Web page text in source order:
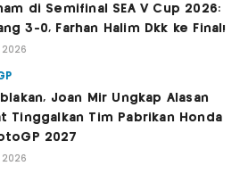
di Semifinal SEA V Cup 2026:
3-0, Farhan Halim Dkk ke Final!
2026
blakan, Joan Mir Ungkap Alasan
Tinggalkan Tim Pabrikan Honda
2027
2026